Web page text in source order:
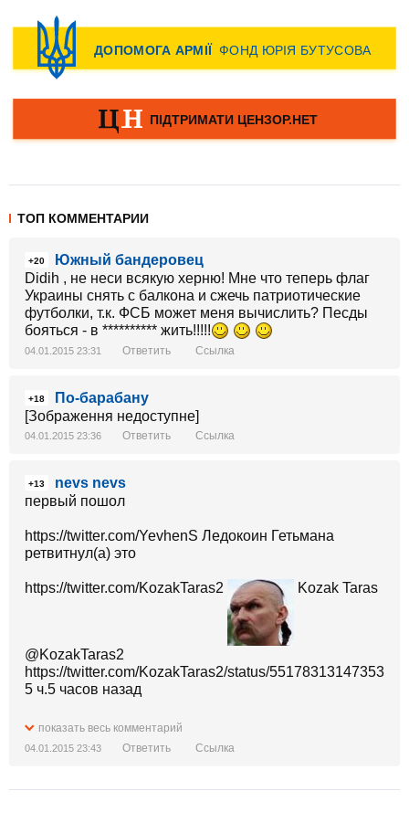
ТОП КОММЕНТАРИИ
+20
Южный бандеровец
Didih , не неси всякую херню! Мне что теперь флаг
Украины снять с балкона и сжечь патриотические
футболки, т.к. ФСБ может меня вычислить? Песды
бояться - в ********** жить!!!!!
04.01.2015 23:31 Ответить Ссылка
+18
По-барабану
[Зображення недоступне]
04.01.2015 23:36 Ответить Ссылка
+13
nevs nevs
первый пошол
https://twitter.com/YevhenS Ледокоин Гетьмана
ретвитнул(а) это
https://twitter.com/KozakTaras2 Kozak Taras
https://twitter.com/KozakTaras2/status/
5 ч.5 часов назад
"Хохот Искандеров": в Европе начали арестовывать
российские самолёты за долги. Первая ласточка...
https://twitter.com/KozakTaras2/status/
показать весь комментарий
04.01.2015 23:43 Ответить Ссылка